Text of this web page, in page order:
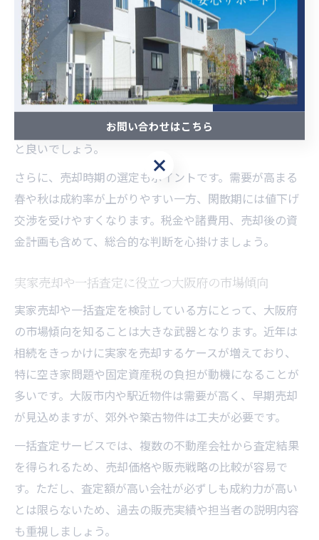
際の売却価格は査定額よりも若干低くなることが多いた
め、予想よりも高すぎる価格設定には注意が必要です。
また、売却活動を始める前に複数社へ一括査定を依頼
し、根拠のある価格提示を受けることで、相場から大き
く外れた売り出し価格を避けることができます。特に大
阪市や人気エリアでは、競合物件の動向も把握しておく
と良いでしょう。
さらに、売却時期の選定もポイントです。需要が高まる
春や秋は成約率が上がりやすい一方、閑散期には値下げ
交渉を受けやすくなります。税金や諸費用、売却後の資
金計画も含めて、総合的な判断を心掛けましょう。
実家売却や一括査定に役立つ大阪府の市場傾向
実家売却や一括査定を検討している方にとって、大阪府
の市場傾向を知ることは大きな武器となります。近年は
相続をきっかけに実家を売却するケースが増えており、
特に空き家問題や固定資産税の負担が動機になることが
多いです。大阪市内や駅近物件は需要が高く、早期売却
が見込めますが、郊外や築古物件は工夫が必要です。
一括査定サービスでは、複数の不動産会社から査定結果
を得られるため、売却価格や販売戦略の比較が容易で
す。ただし、査定額が高い会社が必ずしも成約力が高い
とは限らないため、過去の販売実績や担当者の説明内容
も重視しましょう。
お問い合わせはこちら